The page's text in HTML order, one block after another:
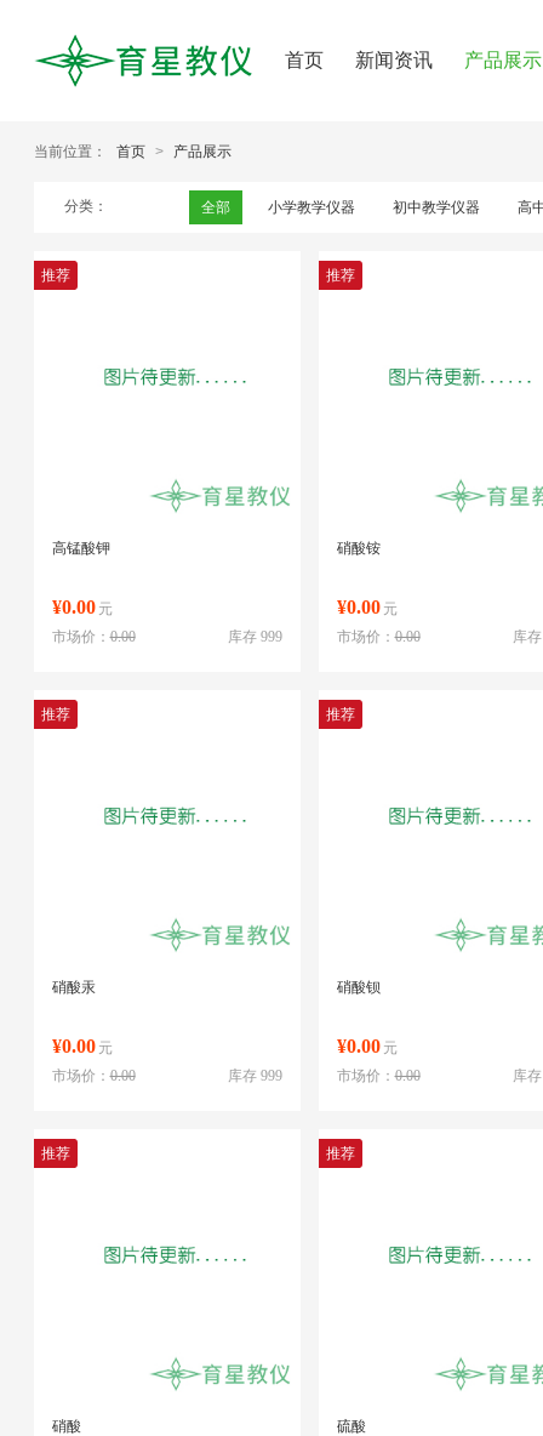
首页 新闻资讯 产品展示
当前位置： 首页 > 产品展示
分类： 全部 小学教学仪器 初中教学仪器 高
推荐
高锰酸钾
¥0.00 元
库存 999
市场价：0.00
推荐
硝酸铵
¥0.00 元
库
市场价：0.00
推荐
硝酸汞
¥0.00 元
库存 999
市场价：0.00
推荐
硝酸钡
¥0.00 元
库
市场价：0.00
推荐
硝酸
推荐
硫酸